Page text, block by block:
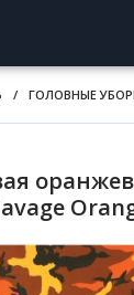
/ ГОЛОВНЫЕ